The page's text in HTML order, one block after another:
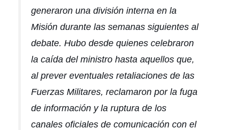
generaron una división interna en la
Misión durante las semanas siguientes al
debate. Hubo desde quienes celebraron
la caída del ministro hasta aquellos que,
al prever eventuales retaliaciones de las
Fuerzas Militares, reclamaron por la fuga
de información y la ruptura de los
canales oficiales de comunicación con el